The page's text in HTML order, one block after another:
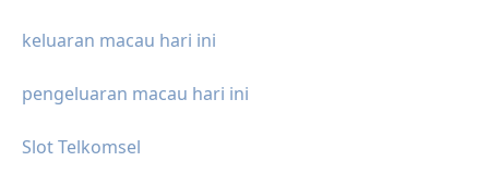
keluaran macau hari ini
pengeluaran macau hari ini
Slot Telkomsel